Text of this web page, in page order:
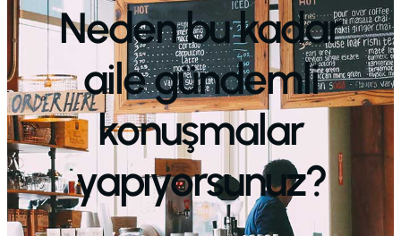
Neden bu kadar
aile gündemli
konuşmalar
yapıyorsunuz?